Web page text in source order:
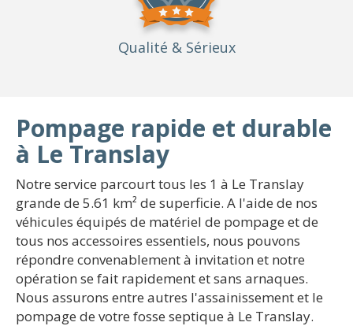
Qualité & Sérieux
Pompage rapide et durable
à Le Translay
Notre service parcourt tous les 1 à Le Translay
grande de 5.61 km² de superficie. A l'aide de nos
véhicules équipés de matériel de pompage et de
tous nos accessoires essentiels, nous pouvons
répondre convenablement à invitation et notre
opération se fait rapidement et sans arnaques.
Nous assurons entre autres l'assainissement et le
pompage de votre fosse septique à Le Translay.